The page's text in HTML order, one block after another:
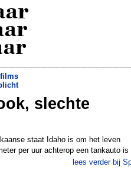
maken Belgische krant
slechte
staat Idaho is om het leven
per uur achterop een tankauto is
lees verder bij